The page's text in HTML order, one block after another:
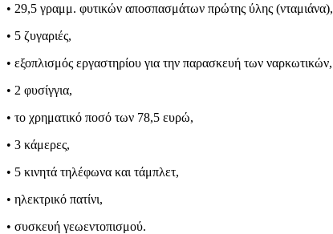
• 29,5 γραμμ. φυτικών αποσπασμάτων πρώτης ύλης (νταμιάνα),
• 5 ζυγαριές,
• εξοπλισμός εργαστηρίου για την παρασκευή των ναρκωτικών,
• 2 φυσίγγια,
• το χρηματικό ποσό των 78,5 ευρώ,
• 3 κάμερες,
• 5 κινητά τηλέφωνα και τάμπλετ,
• ηλεκτρικό πατίνι,
• συσκευή γεωεντοπισμού.